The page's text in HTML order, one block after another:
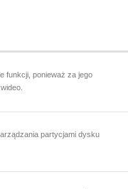
funkcji, ponieważ za jego
partycjami dysku